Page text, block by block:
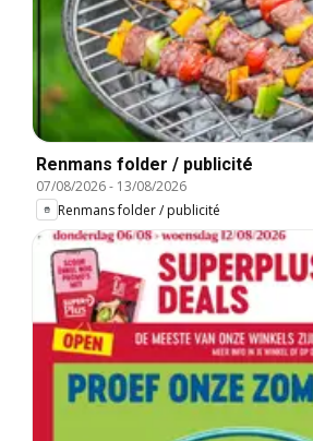
Renmans folder / publicité
07/08/2026- 13/08/2026
Renmans folder / publicité